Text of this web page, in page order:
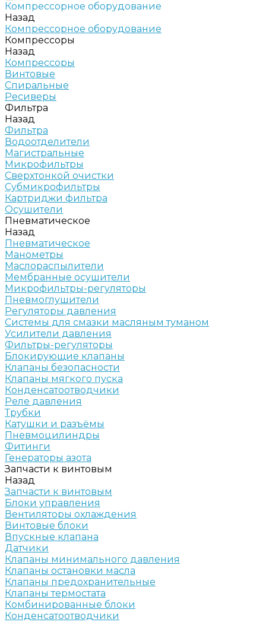
Компрессорное оборудование
Назад
Компрессорное оборудование
Компрессоры
Назад
Компрессоры
Винтовые
Спиральные
Ресиверы
Фильтра
Назад
Фильтра
Водоотделители
Магистральные
Микрофильтры
Сверхтонкой очистки
Субмикрофильтры
Картриджи фильтра
Осушители
Пневматическое
Назад
Пневматическое
Манометры
Маслораспылители
Мембранные осушители
Микрофильтры-регуляторы
Пневмоглушители
Регуляторы давления
Системы для смазки масляным туманом
Усилители давления
Фильтры-регуляторы
Блокирующие клапаны
Клапаны безопасности
Клапаны мягкого пуска
Конденсатоотводчики
Реле давления
Трубки
Катушки и разъёмы
Пневмоцилиндры
Фитинги
Генераторы азота
Запчасти к винтовым
Назад
Запчасти к винтовым
Блоки управления
Вентиляторы охлаждения
Винтовые блоки
Впускные клапана
Датчики
Клапаны минимального давления
Клапаны остановки масла
Клапаны предохранительные
Клапаны термостата
Комбинированные блоки
Конденсатоотводчики